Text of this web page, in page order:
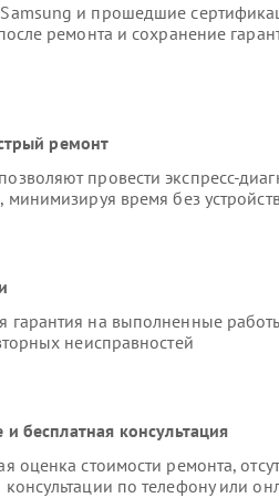
и прошедшие
ремонта и сохранение
ремонт
провести экспресс-
время без
гарантия на выполненные
неисправностей
бесплатная консультация
оценка стоимости ремонта,
по телефону или